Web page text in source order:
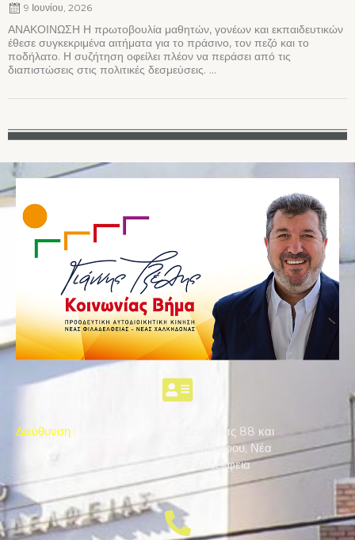
9 Ιουνίου, 2026
ΑΝΑΚΟΙΝΩΣΗ Η πρωτοβουλία μαθητών, γονέων και εκπαιδευτικών
έθεσε συγκεκριμένα αιτήματα για το πράσινο, τον πεζό και το
ποδήλατο. Η συζήτηση οφείλει πλέον να περάσει από τις
διαπιστώσεις στις πολιτικές δεσμεύσεις. ...
Διεύθυνση :
Δεκελείας 88 και
Επταλόφου, Νέα
Φιλαδέλφεια